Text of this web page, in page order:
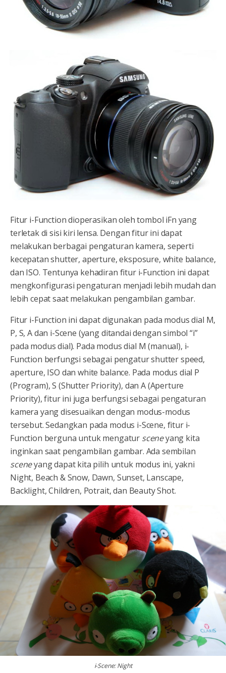
Fitur i-Function dioperasikan oleh tombol iFn yang
terletak di sisi kiri lensa. Dengan fitur ini dapat
melakukan berbagai pengaturan kamera, seperti
kecepatan shutter, aperture, eksposure, white balance,
dan ISO. Tentunya kehadiran fitur i-Function ini dapat
mengkonfigurasi pengaturan menjadi lebih mudah dan
lebih cepat saat melakukan pengambilan gambar.
Fitur i-Function ini dapat digunakan pada modus dial M,
P, S, A dan i-Scene (yang ditandai dengan simbol “i”
pada modus dial). Pada modus dial M (manual), i-
Function berfungsi sebagai pengatur shutter speed,
aperture, ISO dan white balance. Pada modus dial P
(Program), S (Shutter Priority), dan A (Aperture
Priority), fitur ini juga berfungsi sebagai pengaturan
kamera yang disesuaikan dengan modus-modus
tersebut. Sedangkan pada modus i-Scene, fitur i-
Function berguna untuk mengatur sceneyang kita
inginkan saat pengambilan gambar. Ada sembilan
sceneyang dapat kita pilih untuk modus ini, yakni
Night, Beach & Snow, Dawn, Sunset, Lanscape,
Backlight, Children, Potrait, dan Beauty Shot.
i-Scene: Night